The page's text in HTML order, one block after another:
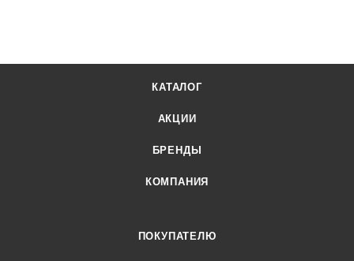
КАТАЛОГ
АКЦИИ
БРЕНДЫ
КОМПАНИЯ
ПОКУПАТЕЛЮ